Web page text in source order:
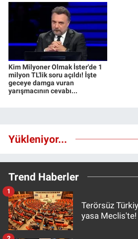
Kim Milyoner Olmak İster'de 1
milyon TL'lik soru açıldı! İşte
geceye damga vuran
yarışmacının cevabı...
Yükleniyor...
Trend Haberler
Terörsüz
yasa
1